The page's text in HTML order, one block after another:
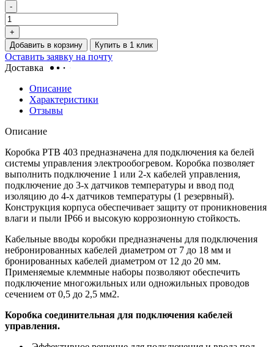
-
+
Добавить в корзину
Купить в 1 клик
Оставить заявку на почту
Доставка
Описание
Характеристики
Отзывы
Описание
Коробка РТВ 403 предназначена для подключения ка белей
системы управления электрообогревом. Коробка позволяет
выполнить подключение 1 или 2-х кабелей управления,
подключение до 3-х датчиков температуры и ввод под
изоляцию до 4-х датчиков температуры (1 резервный).
Конструкция корпуса обеспечивает защиту от проникновения
влаги и пыли IP66 и высокую коррозионную стойкость.
Кабельные вводы коробки предназначены для подключения
небронированных кабелей диаметром от 7 до 18 мм и
бронированных кабелей диаметром от 12 до 20 мм.
Применяемые клеммные наборы позволяют обеспечить
подключение многожильных или одножильных проводов
сечением от 0,5 до 2,5 мм2.
Коробка соединительная для подключения кабелей
управления.